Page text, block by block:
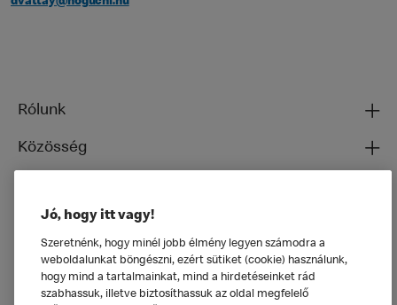
Rólunk
Közösség
Általános
Jó, hogy itt vagy!
Szeretnénk, hogy minél jobb élmény legyen számodra a
weboldalunkat böngészni, ezért sütiket (cookie) használunk,
hogy mind a tartalmainkat, mind a hirdetéseinket rád
szabhassuk, illetve biztosíthassuk az oldal megfelelő